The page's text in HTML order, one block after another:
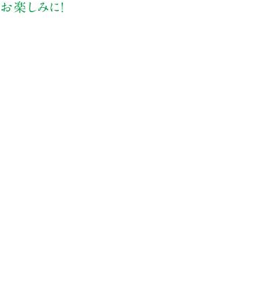
楽しみに！